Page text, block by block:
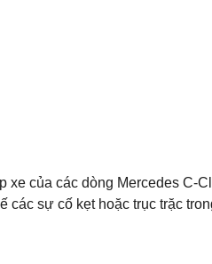
xe của các dòng Mercedes C-
sự cố kẹt hoặc trục trặc